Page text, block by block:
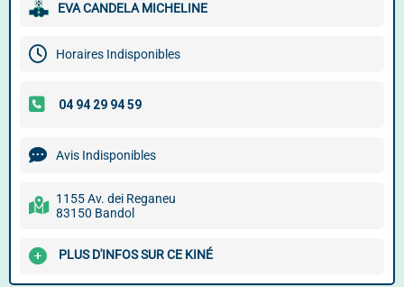
EVA CANDELA MICHELINE
Horaires Indisponibles
Avis Indisponibles
1155 Av. dei Reganeu
83150 Bandol
PLUS D'INFOS SUR CE KINÉ